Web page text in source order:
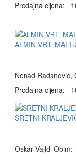
Prodajna cijena:
ALMIN VRT, MALI
Nenad Radanović,
Prodajna cijena:
SRETNI
Oskar Vajld,